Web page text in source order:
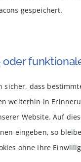
gespeichert.
oder
sicher, dass
weiterhin in
Website. Auf
eingeben, so
ohne Ihre